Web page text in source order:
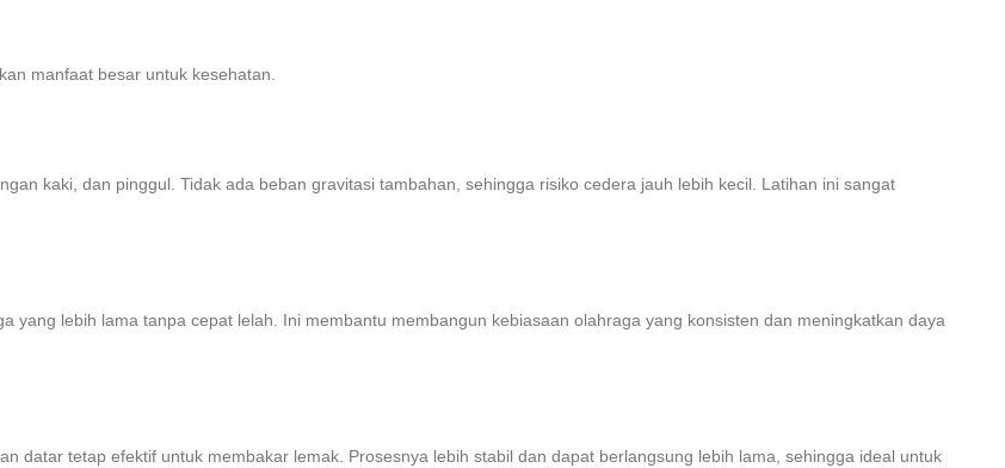
manfaat besar untuk kesehatan.
kaki, dan pinggul. Tidak ada beban gravitasi tambahan, sehingga risiko cedera jauh lebih kecil. Latihan ini sangat
yang lebih lama tanpa cepat lelah. Ini membantu membangun kebiasaan olahraga yang konsisten dan meningkatkan daya
datar tetap efektif untuk membakar lemak. Prosesnya lebih stabil dan dapat berlangsung lebih lama, sehingga ideal untuk